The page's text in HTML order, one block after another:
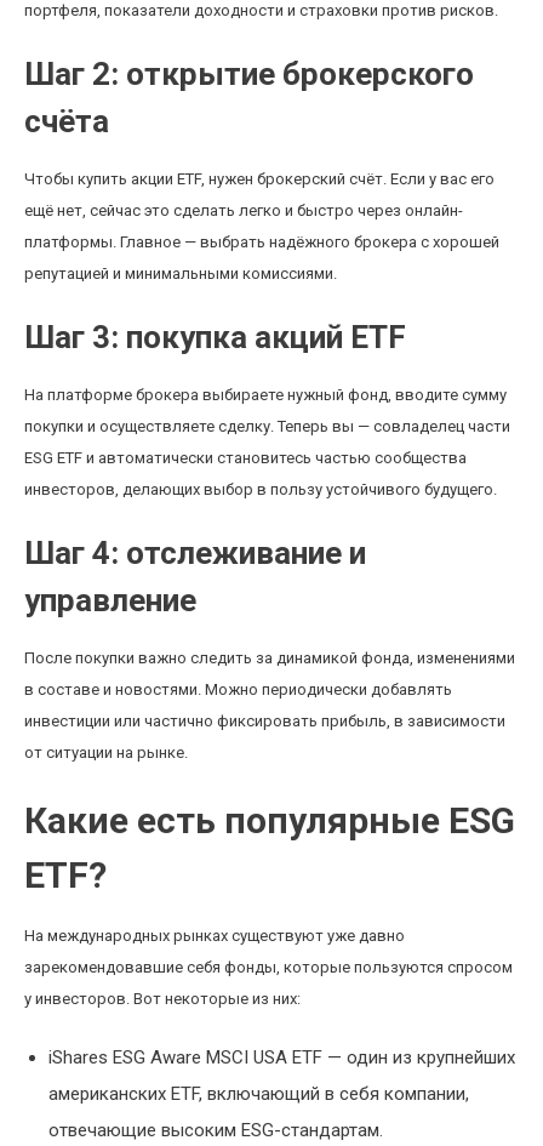
портфеля, показатели доходности и страховки против рисков.
Шаг 2: открытие брокерского
счёта
Чтобы купить акции ETF, нужен брокерский счёт. Если у вас его
ещё нет, сейчас это сделать легко и быстро через онлайн-
платформы. Главное — выбрать надёжного брокера с хорошей
репутацией и минимальными комиссиями.
Шаг 3: покупка акций ETF
На платформе брокера выбираете нужный фонд, вводите сумму
покупки и осуществляете сделку. Теперь вы — совладелец части
ESG ETF и автоматически становитесь частью сообщества
инвесторов, делающих выбор в пользу устойчивого будущего.
Шаг 4: отслеживание и
управление
После покупки важно следить за динамикой фонда, изменениями
в составе и новостями. Можно периодически добавлять
инвестиции или частично фиксировать прибыль, в зависимости
от ситуации на рынке.
Какие есть популярные ESG
ETF?
На международных рынках существуют уже давно
зарекомендовавшие себя фонды, которые пользуются спросом
у инвесторов. Вот некоторые из них:
iShares ESG Aware MSCI USA ETF — один из крупнейших
американских ETF, включающий в себя компании,
отвечающие высоким ESG-стандартам.